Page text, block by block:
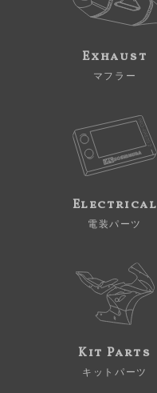
Exhaust
マフラー
Electrical
電装パーツ
Kit Parts
キットパーツ